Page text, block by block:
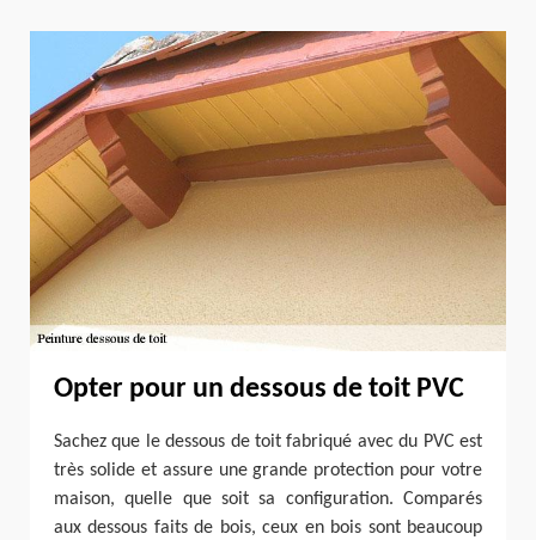
Opter pour un dessous de toit PVC
Sachez que le dessous de toit fabriqué avec du PVC est
très solide et assure une grande protection pour votre
maison, quelle que soit sa configuration. Comparés
aux dessous faits de bois, ceux en bois sont beaucoup